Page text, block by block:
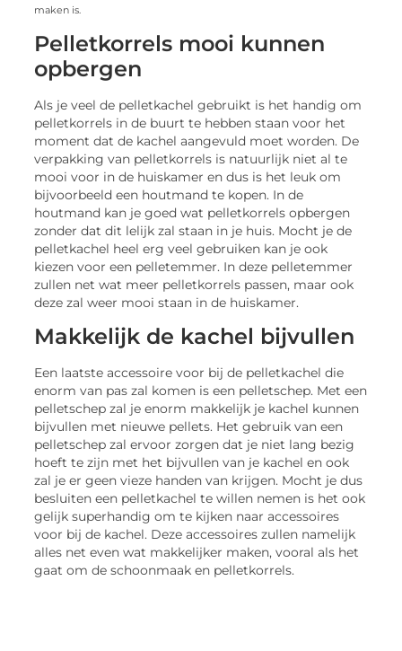
maken is.
Pelletkorrels mooi kunnen
opbergen
Als je veel de pelletkachel gebruikt is het handig om
pelletkorrels in de buurt te hebben staan voor het
moment dat de kachel aangevuld moet worden. De
verpakking van pelletkorrels is natuurlijk niet al te
mooi voor in de huiskamer en dus is het leuk om
bijvoorbeeld een houtmand te kopen. In de
houtmand kan je goed wat pelletkorrels opbergen
zonder dat dit lelijk zal staan in je huis. Mocht je de
pelletkachel heel erg veel gebruiken kan je ook
kiezen voor een pelletemmer. In deze pelletemmer
zullen net wat meer pelletkorrels passen, maar ook
deze zal weer mooi staan in de huiskamer.
Makkelijk de kachel bijvullen
Een laatste accessoire voor bij de pelletkachel die
enorm van pas zal komen is een pelletschep. Met een
pelletschep zal je enorm makkelijk je kachel kunnen
bijvullen met nieuwe pellets. Het gebruik van een
pelletschep zal ervoor zorgen dat je niet lang bezig
hoeft te zijn met het bijvullen van je kachel en ook
zal je er geen vieze handen van krijgen. Mocht je dus
besluiten een pelletkachel te willen nemen is het ook
gelijk superhandig om te kijken naar accessoires
voor bij de kachel. Deze accessoires zullen namelijk
alles net even wat makkelijker maken, vooral als het
gaat om de schoonmaak en pelletkorrels.